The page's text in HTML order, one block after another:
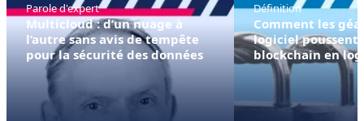
Parole d'expert
Multicloud : d’un nuage à
l’autre sans avis de tempête
pour la sécurité des données
Définition
Comment les
logiciel poussent
blockchain en